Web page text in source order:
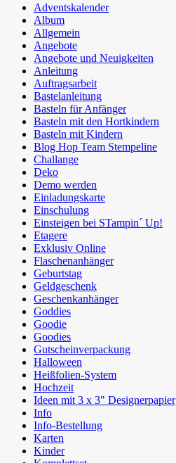
Adventskalender
Album
Allgemein
Angebote
Angebote und Neuigkeiten
Anleitung
Auftragsarbeit
Bastelanleitung
Basteln für Anfänger
Basteln mit den Hortkindern
Basteln mit Kindern
Blog Hop Team Stempeline
Challange
Deko
Demo werden
Einladungskarte
Einschulung
Einsteigen bei STampin´ Up!
Etagere
Exklusiv Online
Flaschenanhänger
Geburtstag
Geldgeschenk
Geschenkanhänger
Goddies
Goodie
Goodies
Gutscheinverpackung
Halloween
Heißfolien-System
Hochzeit
Ideen mit 3 x 3" Designerpapier
Info
Info-Bestellung
Karten
Kinder